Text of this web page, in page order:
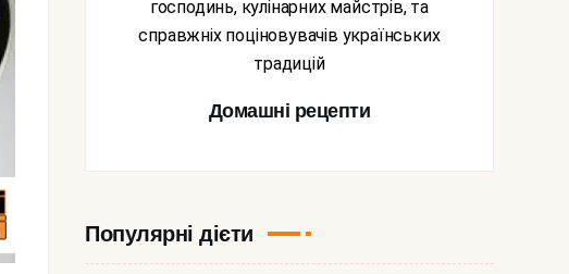
господинь, кулінарних майстрів, та
справжніх поціновувачів українських
традицій
Домашні рецепти
Популярні дієти